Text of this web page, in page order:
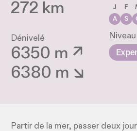
272 km
Dénivelé
6350 m ↗
6380 m ↘
J
F
A
S
Niveau
Partir de la mer, passer deux